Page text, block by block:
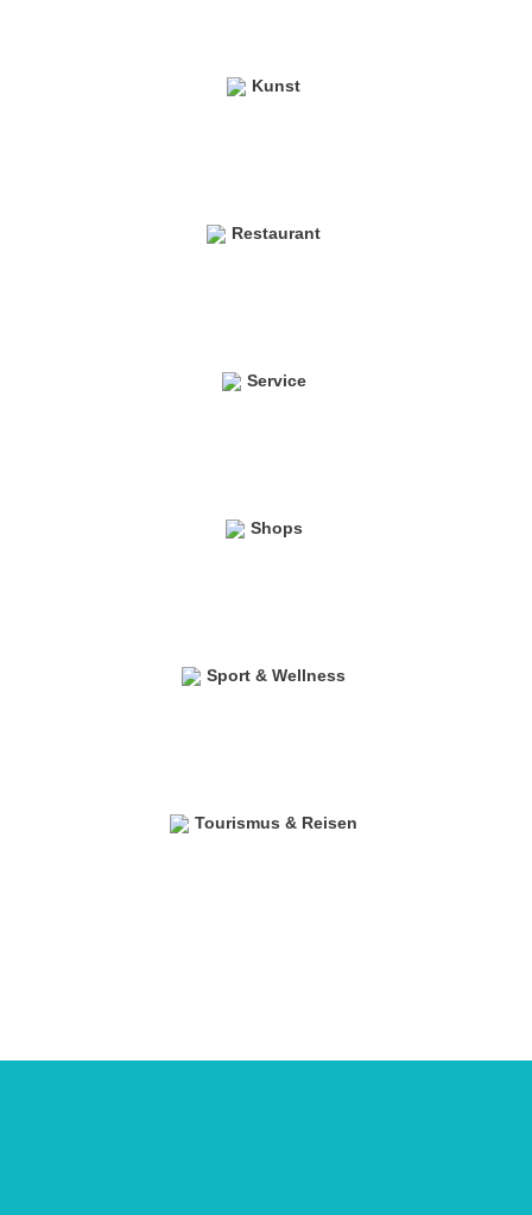
Kunst
Restaurant
Service
Shops
Sport & Wellness
Tourismus & Reisen